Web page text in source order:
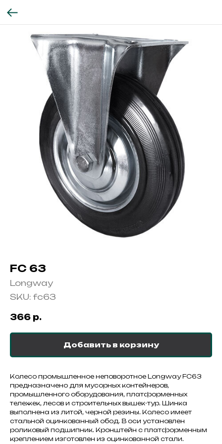
FC 63
Longway
SKU: fc63
366 р.
Добавить в корзину
Колесо промышленное неповоротное Longway FС63
предназначено для мусорных контейнеров,
промышленного оборудования, платформенных
тележек, лесов и строительных вышек-тур. Шинка
выполнена из литой, черной резины. Колесо имеет
стальной оцинкованный обод. В оси установлен
роликовый подшипник. Кронштейн с платформенным
креплением изготовлен из оцинкованной стали.